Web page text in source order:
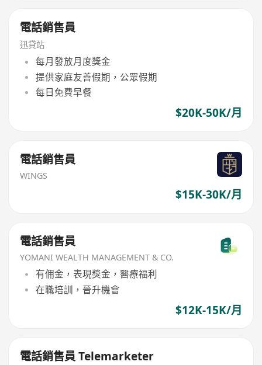
電話銷售員
迅貸站
每月發放月度獎金
提供家庭友善假期，公眾假期
每日免費早餐
$20K-50K/月
電話銷售員
WINGS
$15K-30K/月
電話銷售員
YOMANI WEALTH MANAGEMENT & CO.
有佣金，表現獎金，醫療福利
在職培訓，晉升機會
$12K-15K/月
電話銷售員 Telemarketer